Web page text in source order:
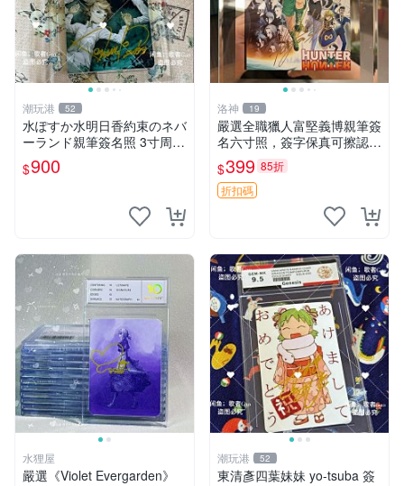
潮玩港 52
水ぽすか水明日香約束のネバ
ーランド親筆簽名照 3寸周邊
照片 面簽正品 簽名照周邊
$900
洛神 19
嚴選全職獵人富堅義博親筆簽
名六寸照，簽字保真可擦認，
全新收藏好物，限量發售 全
職獵人 富堅義博 簽名照片
$399 85折
折扣碼
水狸屋
嚴選《Violet Evergarden》
潮玩港 52
東清彥四葉妹妹 yo-tsuba 簽